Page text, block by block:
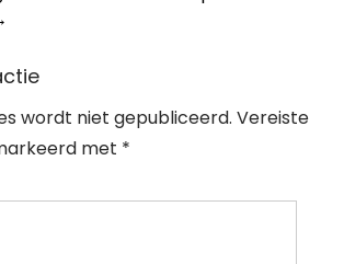
wordt niet gepubliceerd. Vereiste
met *